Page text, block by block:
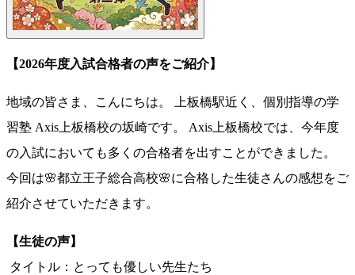
【2026年度入試合格者の声をご紹介】
地域の皆さま、こんにちは。 上板橋駅近く、個別指導の学
習塾 Axis上板橋校の坂崎です。 Axis上板橋校では、今年度
の入試においても多くの合格者を出すことができました。
今回は🌸都立王子総合高校🌸に合格した生徒さんの感想をご
紹介させていただきます。
【生徒の声】
タイトル：とっても優しい先生たち